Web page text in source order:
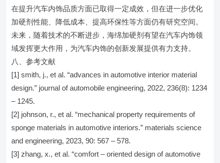
在提升汽车内饰品质方面已取得一定成效，但在进一步优化
加硬剂性能、降低成本、提高环保性等方面仍有研究空间。
未来，随着技术的不断进步，海绵加硬剂有望在汽车内饰领
域发挥更大作用，为汽车内饰的创新发展提供有力支持。
八、参考文献
[1] smith, j., et al. “advances in automotive interior material
design.” journal of automobile engineering, 2022, 236(8): 1234
– 1245.
[2] johnson, r., et al. “mechanical property requirements of
sponge materials in automotive interiors.” materials science
and engineering, 2023, 90: 567 – 578.
[3] zhang, x., et al. “comfort – oriented design of automotive